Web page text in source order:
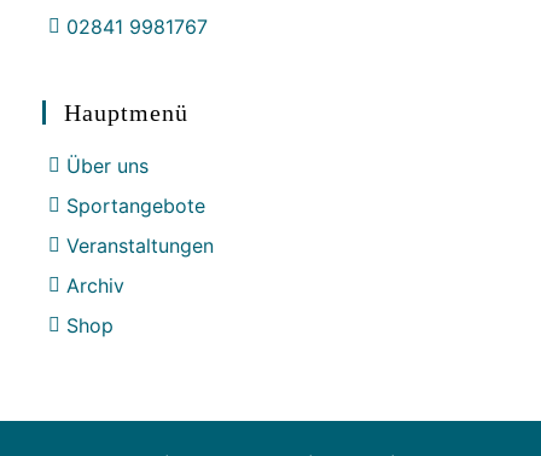
02841 9981767
Hauptmenü
Über uns
Sportangebote
Veranstaltungen
Archiv
Shop